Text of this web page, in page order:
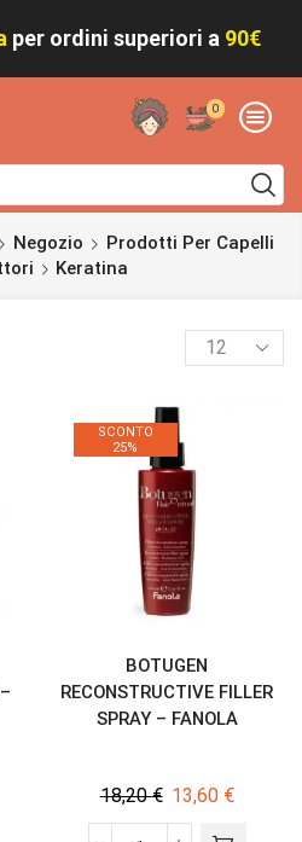
per ordini superiori a 90€
0
Negozio
Prodotti Per Capelli
Keratina
SCONTO
25%
BOTUGEN
RECONSTRUCTIVE FILLER
SPRAY – FANOLA
18,20€ 13,60 €